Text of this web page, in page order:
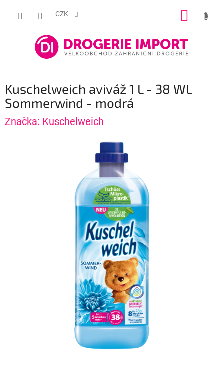
CZK
Kuschelweich aviváž 1 L - 38 WL
Sommerwind - modrá
Značka: Kuschelweich